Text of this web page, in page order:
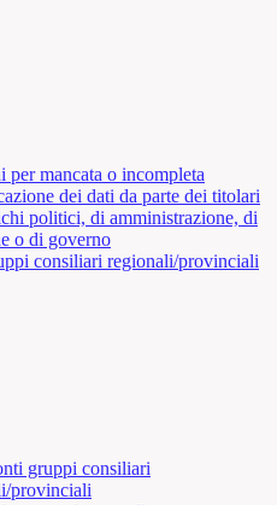
per mancata o incompleta
dei dati da parte dei titolari
politici, di amministrazione, di
o di governo
consiliari regionali/provinciali
gruppi consiliari
provinciali